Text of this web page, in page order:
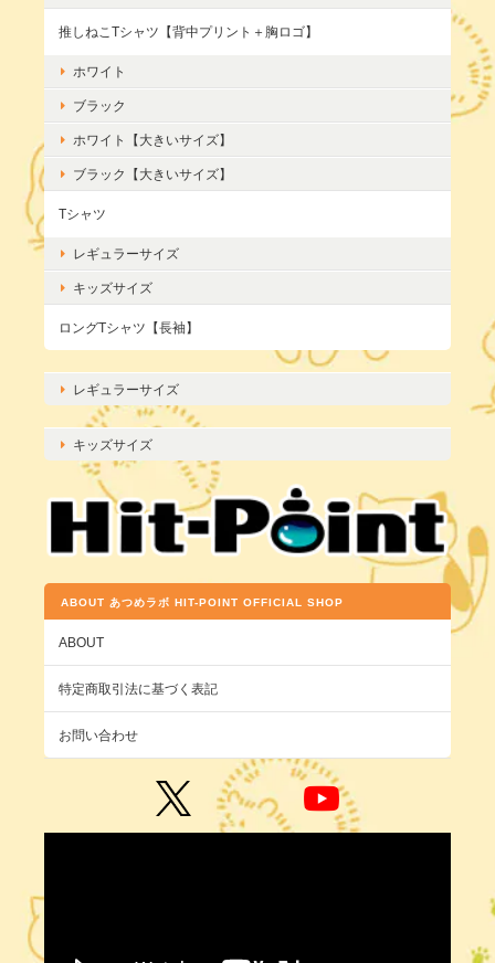
推しねこTシャツ【背中プリント＋胸ロゴ】
ホワイト
ブラック
ホワイト【大きいサイズ】
ブラック【大きいサイズ】
Tシャツ
レギュラーサイズ
キッズサイズ
ロングTシャツ【長袖】
レギュラーサイズ
キッズサイズ
ABOUT あつめラボ HIT-POINT OFFICIAL SHOP
ABOUT
特定商取引法に基づく表記
お問い合わせ